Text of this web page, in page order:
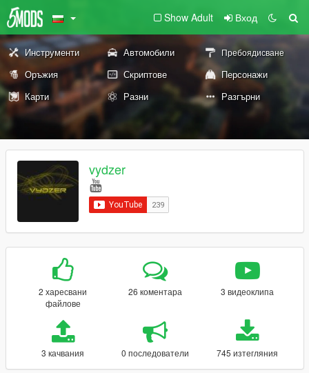
Show Adult Вход
Инструменти Автомобили Пребоядисване
Оръжия Скриптове
Персонажи
Карти
Разни Разгърни
vydzer
2 харесвани
файлове
26 коментара 3 видеоклипа
3 качвания 0 последователи 745 изтегляния